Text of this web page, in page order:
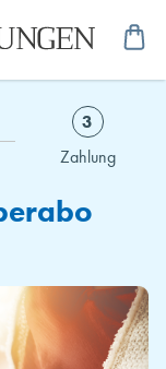
3
Zahlung